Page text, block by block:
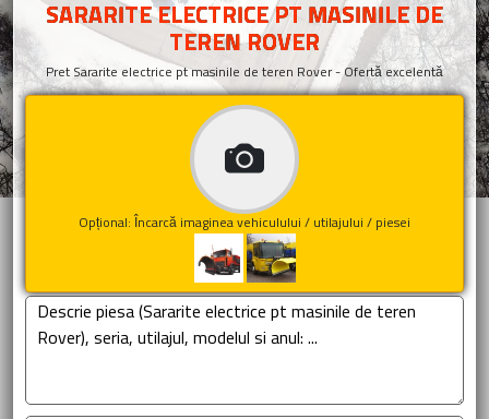
SARARITE ELECTRICE PT MASINILE DE
TEREN ROVER
Pret Sararite electrice pt masinile de teren Rover - Ofertă excelentă
Opțional: Încarcă imaginea vehiculului / utilajului / piesei